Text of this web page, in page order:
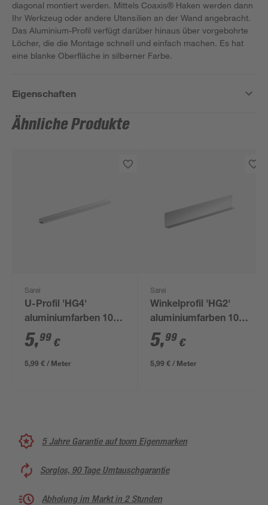
diagonal montiert werden. Mittels Coaxis® Haken werden dann
Ihr Werkzeug oder andere Utensilien an der Wand angebracht.
Das Aluminium-Profil verfügt darüber hinaus über vorgebohrte
Löcher, die die Montage schnell und einfach machen. Es hat
eine blanke Oberfläche in silberner Farbe.
Eigenschaften
Ähnliche Produkte
Sarei
U-Profil 'HG4'
aluminiumfarben 100
x 3 cm
5,99 €
5,99 € / Meter
Sarei
Winkelprofil 'HG2'
aluminiumfarben 100
x 7 x 0,06 cm
5,99 €
5,99 € / Meter
5 Jahre Garantie auf toom Eigenmarken
Sorglos, 90 Tage Umtauschgarantie
Abholung im Markt in 2 Stunden